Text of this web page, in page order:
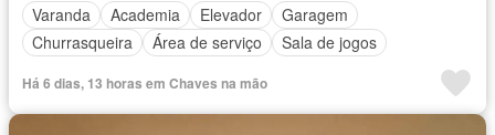
Varanda
Academia Elevador
Garagem
Churrasqueira
Área de serviço Sala de jogos
Há 6 dias, 13 horas em Chaves na mão